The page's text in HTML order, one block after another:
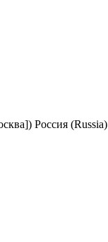
Россия (Russia)